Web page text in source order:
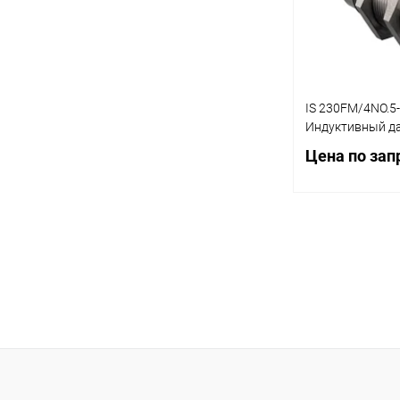
IS 230FM/
Индуктивный
Цена по